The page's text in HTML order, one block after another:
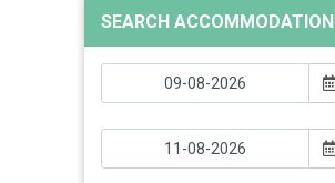
SEARCH ACCOMMODATION